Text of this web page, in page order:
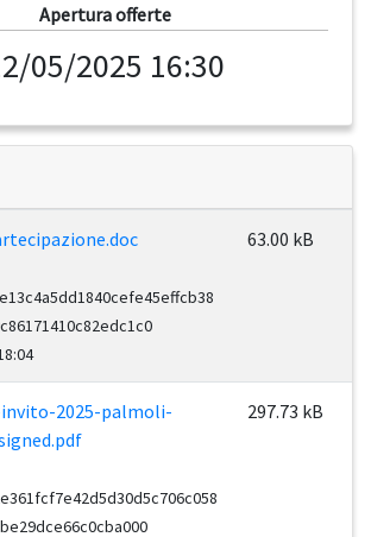
Apertura offerte
05/2025 16:30
63.00 kB
2025-palmoli-
297.73 kB